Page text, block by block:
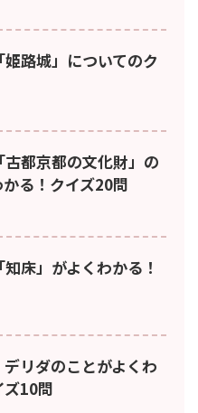
路城」についてのク
都京都の文化財」の
る！クイズ20問
床」がよくわかる！
リダのことがよくわ
ズ10問